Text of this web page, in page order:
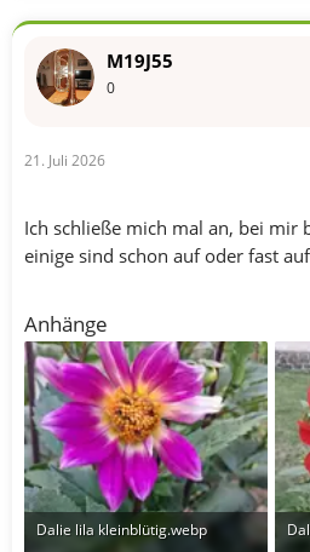
M19J55
0
21. Juli 2026
Ich schließe mich mal an, bei mir
einige sind schon auf oder fast auf
Anhänge
Dalie lila kleinblütig.webp